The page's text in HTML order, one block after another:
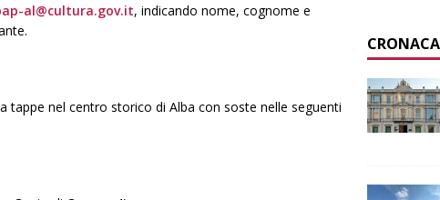
al@cultura.gov.it, indicando nome, cognome e
tappe nel centro storico di Alba con soste nelle seguenti
CRONACA